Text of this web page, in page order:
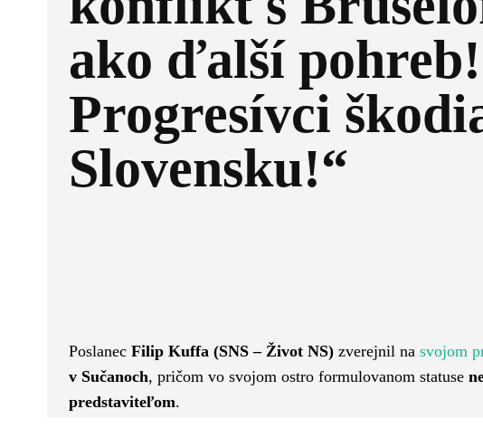
ako ďalší pohreb!
Progresívci
Slovensku!“
Poslanec Filip Kuffa (SNS – Život NS) zverejnil na svojom
v Sučanoch, pričom vo svojom ostro formulovanom statuse
predstaviteľom.